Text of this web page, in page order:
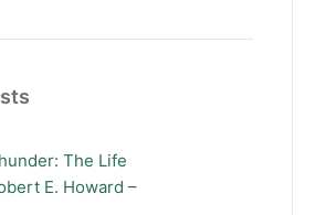
The Life
E. Howard –